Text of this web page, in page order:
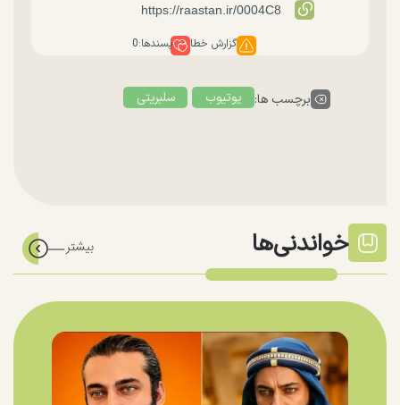
گزارش خطا پسندها:0
برچسب ها: یوتیوب سلبریتی
خواندنی‌ها